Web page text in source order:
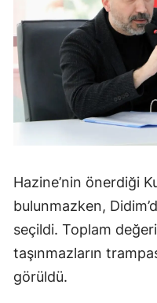
Hazine’nin önerdiği
bulunmazken,
seçildi. Toplam
taşınmazların
görüldü.